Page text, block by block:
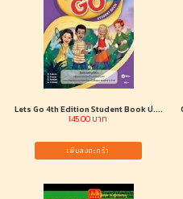
Lets Go 4th Edition Student Book ป....
145.00 บาท
เพิ่มลงตะกร้า